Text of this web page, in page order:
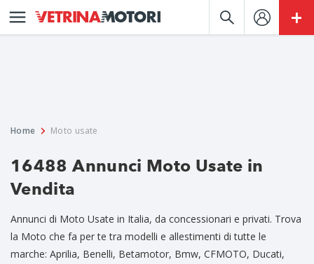
Home Moto usate
16488 Annunci Moto Usate in
Vendita
Annunci di Moto Usate in Italia, da concessionari e privati. Trova
la Moto che fa per te tra modelli e allestimenti di tutte le
marche: Aprilia, Benelli, Betamotor, Bmw, CFMOTO, Ducati,